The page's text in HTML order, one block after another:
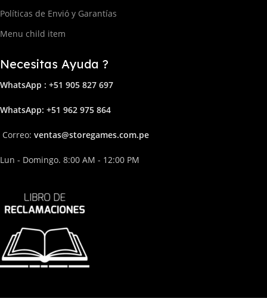
Políticas de Envió y Garantías
Menu child item
Necesitas Ayuda ?
WhatsApp : +51 905 827 697
WhatsApp: +51 962 975 864
Correo: ventas@storegames.com.pe
Lun - Domingo. 8:00 AM - 12:00 PM